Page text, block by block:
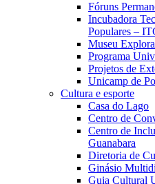
Fóruns
Incubadora
Populares –
Museu
Programa
Projetos de
Unicamp de
Cultura e esporte
Casa do Lago
Centro de
Centro de
Guanabara
Diretoria de
Ginásio
Guia Cultural